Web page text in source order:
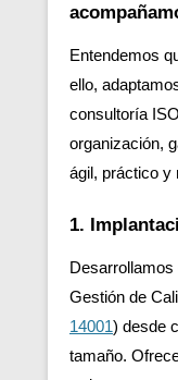
Entendemos
ello,
consultoría
organización,
ágil, práctico y
1.
Gestión de
14001) desde
tamaño.